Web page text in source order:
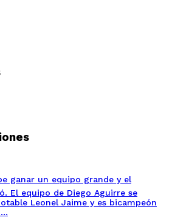
ganar un equipo grande y el
El equipo de Diego Aguirre se
Leonel Jaime y es bicampeón